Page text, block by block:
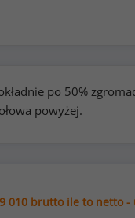
po 50%
powyżej.
9 010 brutto ile to netto -